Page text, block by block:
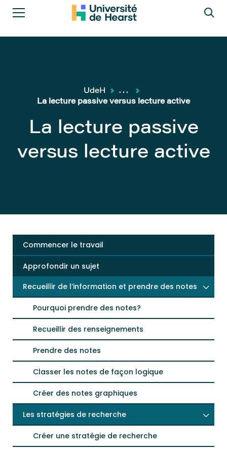
La lecture passive
versus lecture active
UdeH
...
La lecture passive versus lecture active
Commencer le travail
Approfondir un sujet
Recueillir de l’information et prendre des notes
Pourquoi prendre des notes?
Recueillir des renseignements
Prendre des notes
Classer les notes de façon logique
Créer des notes graphiques
Les stratégies de recherche
Créer une stratégie de recherche